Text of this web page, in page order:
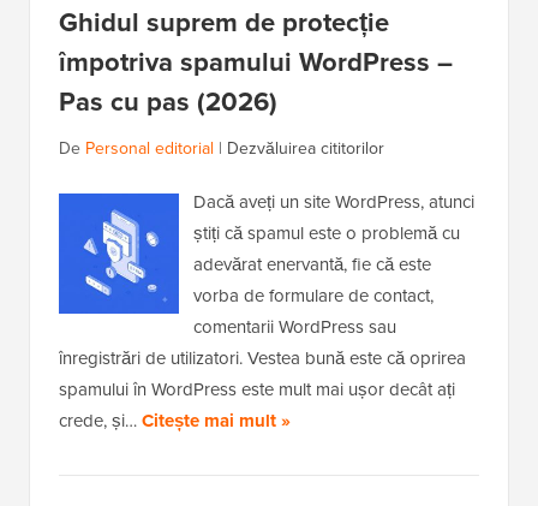
Ghidul suprem de protecție
împotriva spamului WordPress –
Pas cu pas (2026)
De Personal editorial | Dezvăluirea cititorilor
Dacă aveți un site WordPress, atunci
știți că spamul este o problemă cu
adevărat enervantă, fie că este
vorba de formulare de contact,
comentarii WordPress sau
înregistrări de utilizatori. Vestea bună este că oprirea
spamului în WordPress este mult mai ușor decât ați
crede, și…Citește mai mult »